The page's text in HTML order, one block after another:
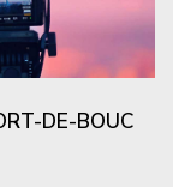
DE-BOUC